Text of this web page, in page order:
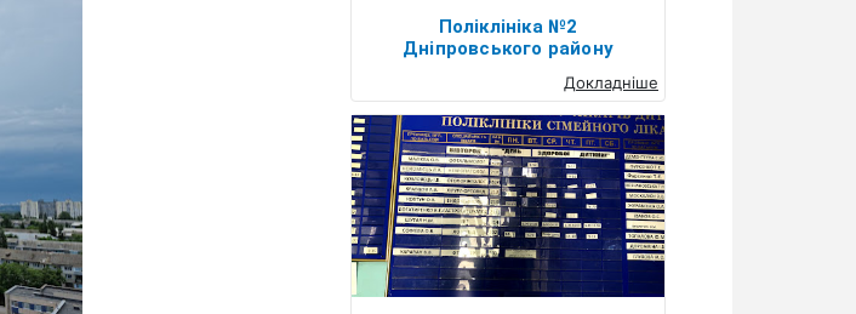
Поліклініка №2
Дніпровського району
Докладніше